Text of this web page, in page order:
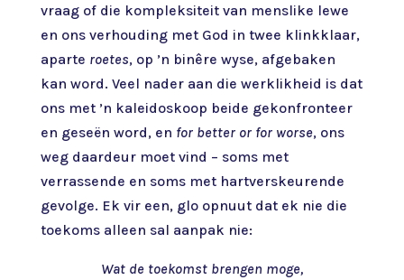
vraag of die kompleksiteit van menslike lewe
en ons verhouding met God in twee klinkklaar,
aparte roetes, op ’n binêre wyse, afgebaken
kan word. Veel nader aan die werklikheid is dat
ons met ’n kaleidoskoop beide gekonfronteer
en geseën word, en for better or for worse, ons
weg daardeur moet vind – soms met
verrassende en soms met hartverskeurende
gevolge. Ek vir een, glo opnuut dat ek nie die
toekoms alleen sal aanpak nie:
Wat de toekomst brengen moge,